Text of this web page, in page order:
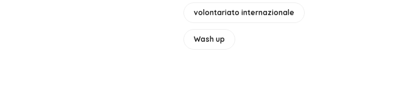
volontariato internazionale
Wash up